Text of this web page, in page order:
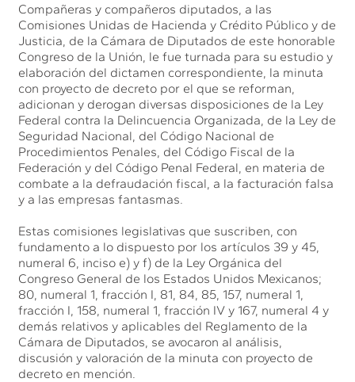
Compañeras y compañeros diputados, a las
Comisiones Unidas de Hacienda y Crédito Público y de
Justicia, de la Cámara de Diputados de este honorable
Congreso de la Unión, le fue turnada para su estudio y
elaboración del dictamen correspondiente, la minuta
con proyecto de decreto por el que se reforman,
adicionan y derogan diversas disposiciones de la Ley
Federal contra la Delincuencia Organizada, de la Ley de
Seguridad Nacional, del Código Nacional de
Procedimientos Penales, del Código Fiscal de la
Federación y del Código Penal Federal, en materia de
combate a la defraudación fiscal, a la facturación falsa
y a las empresas fantasmas.
Estas comisiones legislativas que suscriben, con
fundamento a lo dispuesto por los artículos 39 y 45,
numeral 6, inciso e) y f) de la Ley Orgánica del
Congreso General de los Estados Unidos Mexicanos;
80, numeral 1, fracción I, 81, 84, 85, 157, numeral 1,
fracción I, 158, numeral 1, fracción IV y 167, numeral 4 y
demás relativos y aplicables del Reglamento de la
Cámara de Diputados, se avocaron al análisis,
discusión y valoración de la minuta con proyecto de
decreto en mención.